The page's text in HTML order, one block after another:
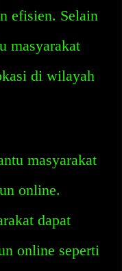
efisien. Selain
masyarakat
di wilayah
masyarakat
online.
dapat
online seperti